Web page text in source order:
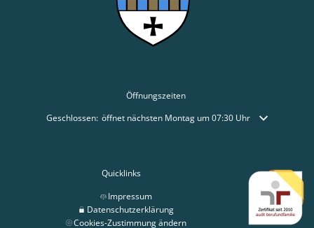
Öffnungszeiten
Klicken, um weitere Öffnungs- oder Schließzeiten auszublenden
Geschlossen: öffnet nächsten Montag um 07:30 Uhr
Quicklinks
Impressum
Datenschutzerklärung
Cookies-Zustimmung ändern